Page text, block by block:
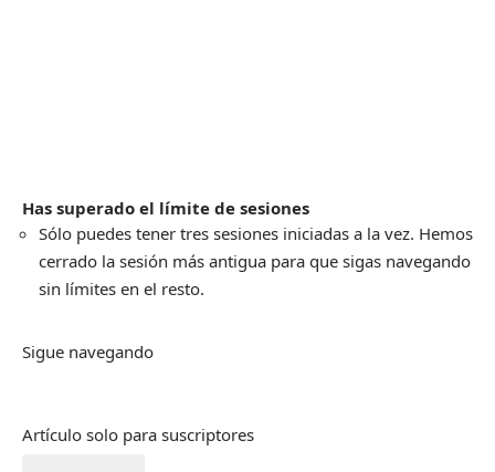
Has superado el límite de sesiones
Sólo puedes tener tres sesiones iniciadas a la vez. Hemos
cerrado la sesión más antigua para que sigas navegando
sin límites en el resto.
Sigue navegando
Artículo solo para suscriptores